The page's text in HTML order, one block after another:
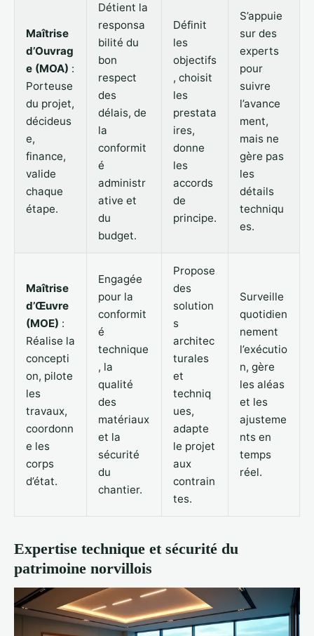
Maîtrise
d’Ouvrag
e (MOA) :
Porteuse
du projet,
décideus
e,
finance,
valide
chaque
étape.
Détient la
responsa
bilité du
bon
respect
des
délais, de
la
conformit
é
administr
ative et
du
budget.
Définit
les
objectifs
, choisit
les
prestata
ires,
donne
les
accords
de
principe.
S’appuie
sur des
experts
pour
suivre
l’avance
ment,
mais ne
gère pas
les
détails
techniqu
es.
Maîtrise
d’Œuvre
(MOE) :
Réalise la
concepti
on, pilote
les
travaux,
coordonn
e les
corps
d’état.
Engagée
pour la
conformit
é
technique
, la
qualité
des
matériaux
et la
sécurité
du
chantier.
Propose
des
solution
s
architec
turales
et
techniq
ues,
adapte
le projet
aux
contrain
tes.
Surveille
quotidien
nement
l’exécutio
n, gère
les aléas
et les
ajusteme
nts en
temps
réel.
Expertise technique et sécurité du
patrimoine norvillois